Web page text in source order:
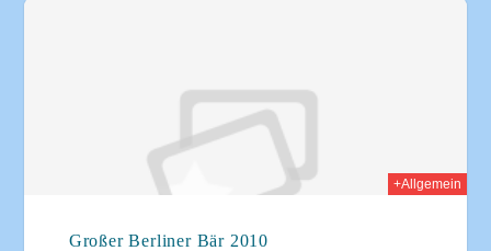
+Allgemein
Großer Berliner Bär 2010